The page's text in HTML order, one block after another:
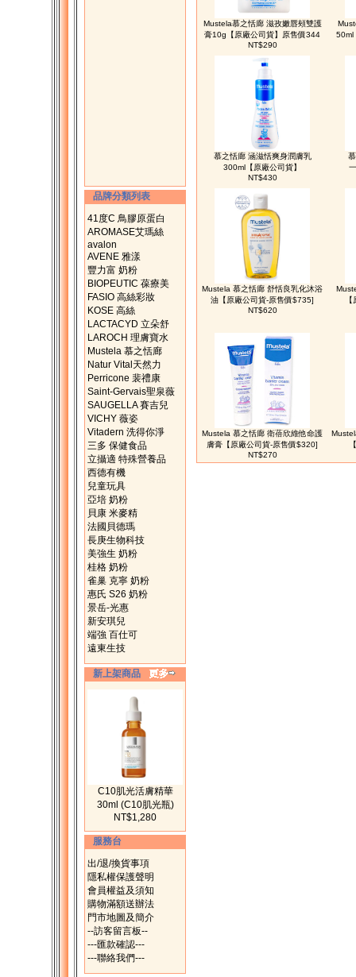
品牌分類列表
41度C 鳥膠原蛋白
AROMASE艾瑪絲
avalon
AVENE 雅漾
豐力富 奶粉
BIOPEUTIC 葆療美
FASIO 高絲彩妝
KOSE 高絲
LACTACYD 立朵舒
LAROCH 理膚寶水
Mustela 慕之恬廊
Natur Vital天然力
Perricone 裴禮康
Saint-Gervais聖泉薇
SAUGELLA 賽吉兒
VICHY 薇姿
Vitadern 洗得你淨
三多 保健食品
立攝適 特殊營養品
西德有機
兒童玩具
亞培 奶粉
貝康 米麥精
法國貝德瑪
長庚生物科技
美強生 奶粉
桂格 奶粉
雀巢 克寧 奶粉
惠氏 S26 奶粉
景岳-光惠
新安琪兒
端強 百仕可
遠東生技
新上架商品
C10肌光活膚精華
30ml (C10肌光瓶)
NT$1,280
服務台
出/退/換貨事項
隱私權保護聲明
會員權益及須知
購物滿額送辦法
門市地圖及簡介
--訪客留言板--
---匯款確認---
---聯絡我們---
Mustela慕之恬廊 滋孜嫩唇頰雙護
膏10g【原廠公司貨】原售價344
NT$290
50ml
慕之恬廊 涵滋恬爽身潤膚乳
300ml【原廠公司貨】
NT$430
Mustela 慕之恬廊 舒恬良乳化沐浴
油【原廠公司貨-原售價$735]
NT$620
Mustela 慕之恬廊 衛蓓欣維他命護
膚膏【原廠公司貨-原售價$320]
NT$270